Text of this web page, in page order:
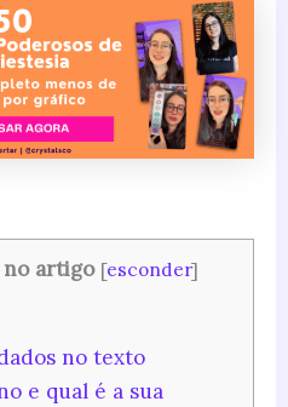
no artigo [esconder]
no texto
e qual é a sua